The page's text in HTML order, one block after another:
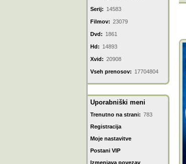
Serij: 14583
Filmov: 23079
Dvd: 1861
Hd: 14893
Xvid: 20908
Vseh prenosov: 17704804
Uporabniški meni
Trenutno na strani: 783
Registracija
Moje nastavitve
Postani VIP
Izmenjava povezav